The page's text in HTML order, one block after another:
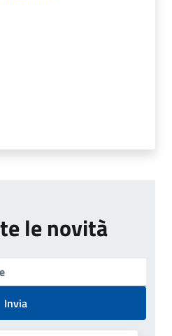
le novità
Invia